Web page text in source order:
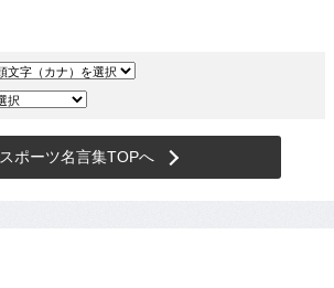
スポーツ名言集TOPへ